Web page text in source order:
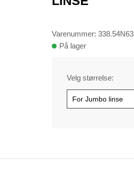
Varenummer: 338.54N63
På lager
Velg størrelse: